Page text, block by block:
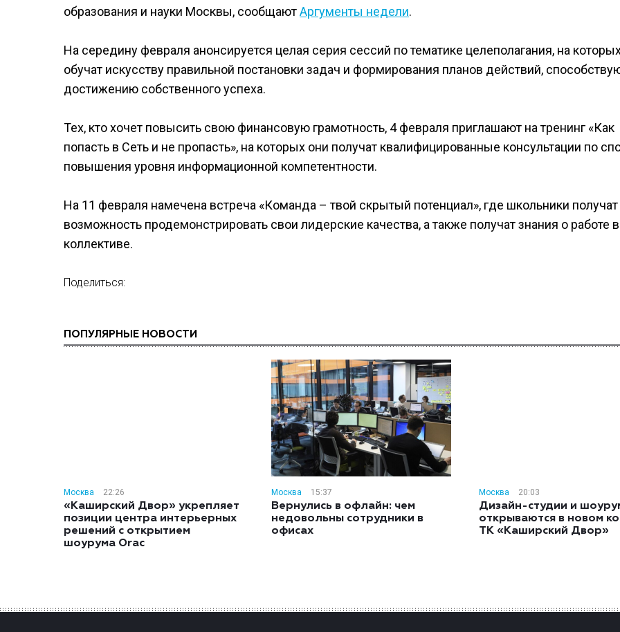
образования и науки Москвы, сообщаютАргументы недели.
На середину февраля анонсируется целая серия сессий по тематике целеполагания, на
обучат искусству правильной постановки задач и формирования планов действий,
достижению собственного успеха.
Тех, кто хочет повысить свою финансовую грамотность, 4 февраля приглашают на тренинг «Как
попасть в Сеть и не пропасть», на которых они получат квалифицированные консультации по
повышения уровня информационной компетентности.
На 11 февраля намечена встреча «Команда – твой скрытый потенциал», где школьники получат
возможность продемонстрировать свои лидерские качества, а также получат знания о работе в
коллективе.
Поделиться:
ПОПУЛЯРНЫЕ НОВОСТИ
Москва 22:26
«Каширский Двор» укрепляет
позиции центра интерьерных
решений с открытием
шоурума Orac
Москва 15:37
Вернулись в офлайн: чем
недовольны сотрудники в
офисах
Москва 20:03
Дизайн-студии и
открываются в новом
ТК «Каширский Двор»